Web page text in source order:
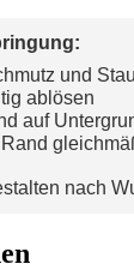
und
ablösen
auf
nach